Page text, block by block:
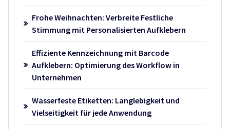
Frohe Weihnachten: Verbreite Festliche
Stimmung mit Personalisierten Aufklebern
Effiziente Kennzeichnung mit Barcode
Aufklebern: Optimierung des Workflow in
Unternehmen
Wasserfeste Etiketten: Langlebigkeit und
Vielseitigkeit für jede Anwendung